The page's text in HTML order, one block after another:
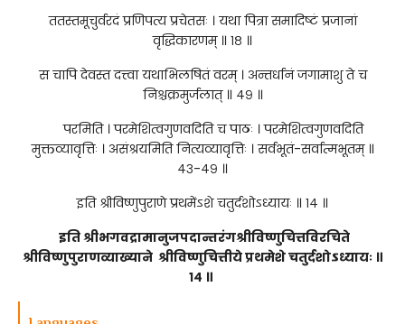
ततस्तमूचुर्वरदं प्रणिपत्य प्रचेतसः । यथा पित्रा समादिष्टं प्रजानां
वृद्धिकारणम् ॥ १८ ॥
स चापि देवस्त दत्त्वा यथाभिलषितं वरम् । अन्तर्धानं जगामाशु ते च
निश्चक्रमुर्जलात् ॥ ४९ ॥
परमिति । परमेशित्वगुणवदिति च पाठः । परमेशित्वगुणवदिति
मुक्तव्यावृत्तिः । असंश्रयमिति नित्यव्यावृत्तिः । सर्वभूतं-सर्वात्मभूतम् ॥
४३-४९ ॥
इति श्रीविष्णुपुराणे प्रथमेंऽशे चतुर्दशोऽध्यायः ॥ १४ ॥
इति श्रीभगवद्रामानुजपदान्तरंगश्रीविष्णुचित्तविरचिते
श्रीविष्णुपुराणव्याख्याने श्रीविष्णुचित्तीये प्रथमेशे चतुर्दशोऽध्यायः ॥
१४ ॥